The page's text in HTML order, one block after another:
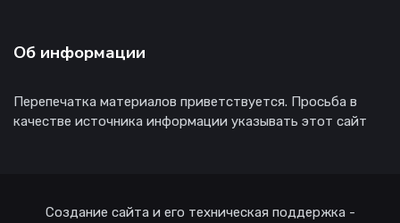
Об информации
Перепечатка материалов приветствуется. Просьба в
качестве источника информации указывать этот сайт
Создание сайта и его техническая поддержка -